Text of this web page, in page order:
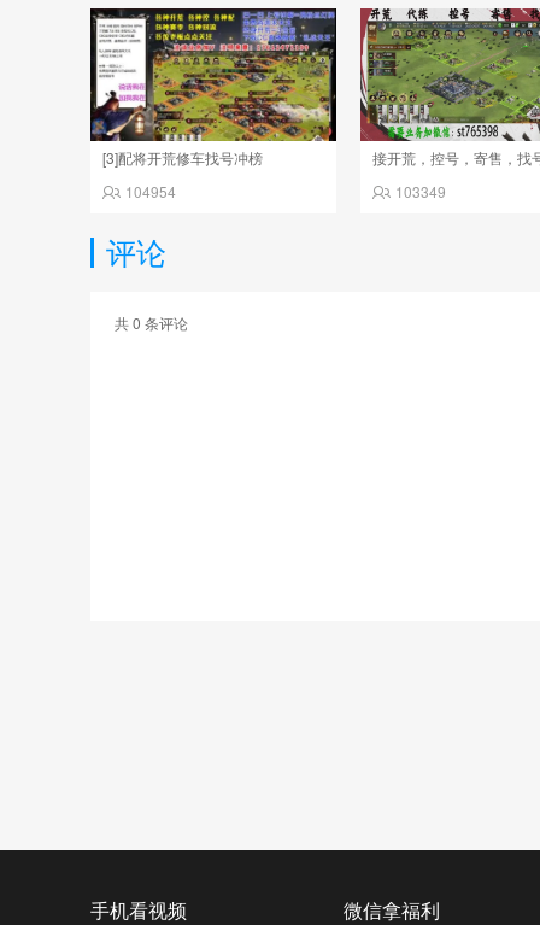
[3]配将开荒修车找号冲榜
104954
接开荒，控号，寄售，找
103349
评论
共0 条评论
手机看视频 微信拿福利